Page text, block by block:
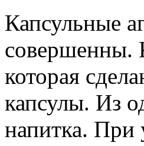
Капсульные
совершенны.
которая
капсулы. Из
напитка. При